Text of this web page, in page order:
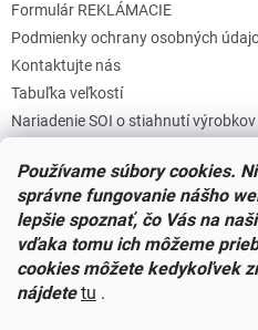
Používame súbory cookies.
správne fungovanie nášho
lepšie spoznať, čo Vás na
vďaka tomu ich môžeme
cookies môžete kedykoľvek
nájdete tu .
Formulár REKLÁMACIE
Podmienky ochrany osobných
Kontaktujte nás
Tabuľka veľkostí
Nariadenie SOI o stiahnutí výrobkov
Zásady súborov COOKIES
Facebook